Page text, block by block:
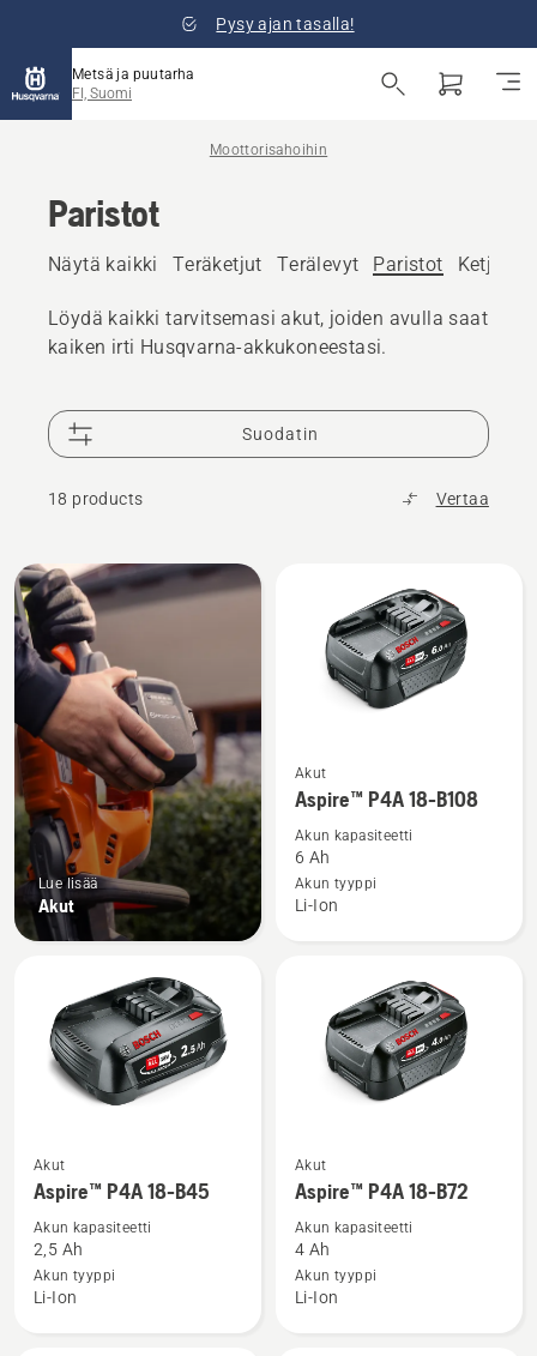
Pysy ajan tasalla!
Metsä ja puutarha
FI, Suomi
Moottorisahoihin
Paristot
Näytä kaikki Teräketjut Terälevyt Paristot Ketjuöljy
Löydä kaikki tarvitsemasi akut, joiden avulla saat
kaiken irti Husqvarna-akkukoneestasi.
Suodatin
18 products Vertaa
Kaikki
tuotteet
Lue lisää
Akut
Katso
lisätietoja
Aspire™
P4A
18-
Akut
Aspire™ P4A 18-B108
Akun kapasiteetti
6 Ah
Akun tyyppi
Li-Ion
Katso
lisätietoja
Aspire™
P4A
18-
Akut
Aspire™ P4A 18-B45
Akun kapasiteetti
2,5 Ah
Akun tyyppi
Li-Ion
Katso
lisätietoja
Aspire™
P4A
18-
Akut
Aspire™ P4A 18-B72
Akun kapasiteetti
4 Ah
Akun tyyppi
Li-Ion